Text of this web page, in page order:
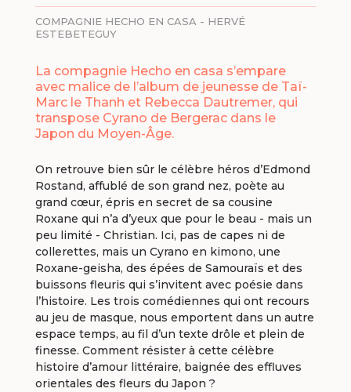
COMPAGNIE HECHO EN CASA - HERVÉ
ESTEBETEGUY
La compagnie Hecho en casa s’empare
avec malice de l’album de jeunesse de Taï-
Marc le Thanh et Rebecca Dautremer, qui
transpose Cyrano de Bergerac dans le
Japon du Moyen-Âge.
On retrouve bien sûr le célèbre héros d’Edmond
Rostand, affublé de son grand nez, poète au
grand cœur, épris en secret de sa cousine
Roxane qui n’a d’yeux que pour le beau - mais un
peu limité - Christian. Ici, pas de capes ni de
collerettes, mais un Cyrano en kimono, une
Roxane-geisha, des épées de Samouraïs et des
buissons fleuris qui s’invitent avec poésie dans
l’histoire. Les trois comédiennes qui ont recours
au jeu de masque, nous emportent dans un autre
espace temps, au fil d’un texte drôle et plein de
finesse. Comment résister à cette célèbre
histoire d’amour littéraire, baignée des effluves
orientales des fleurs du Japon ?